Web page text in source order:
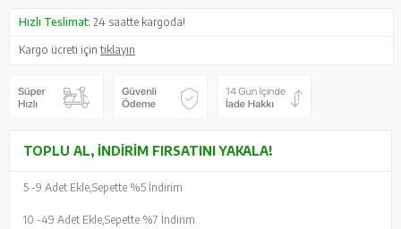
Hızlı Teslimat: 24 saatte kargoda!
Kargo ücreti içintıklayın
TOPLU AL, İNDIRIM FIRSATINI YAKALA!
5 -9 Adet Ekle, Sepette %5 İndirim
10 -49 Adet Ekle, Sepette %7 İndirim